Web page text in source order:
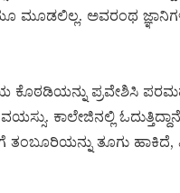
ಅವರಂಥ
ಕೊಠಡಿಯನ್ನು ಪ್ರವೇಶಿಸಿ
ವಯಸ್ಸು. ಕಾಲೇಜಿನಲ್ಲಿ
ತೂಗು ಹಾಕಿದೆ,